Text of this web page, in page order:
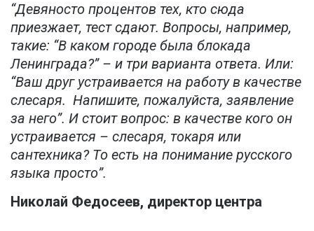
“Девяносто процентов тех, кто сюда
приезжает, тест сдают. Вопросы, например,
такие: “В каком городе была блокада
Ленинграда?” – и три варианта ответа. Или:
“Ваш друг устраивается на работу в качестве
слесаря. Напишите, пожалуйста, заявление
за него”. И стоит вопрос: в качестве кого он
устраивается – слесаря, токаря или
сантехника? То есть на понимание русского
языка просто”.
Николай Федосеев, директор центра